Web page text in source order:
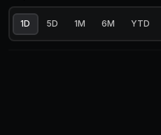
1D 5D 1M 6M YTD